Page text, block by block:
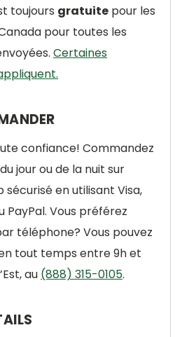
toujours gratuite pour les
pour toutes les
Certaines
confiance! Commandez
jour ou de la nuit sur
sécurisé en utilisant Visa,
PayPal. Vous préférez
téléphone? Vous pouvez
tout temps entre 9h et
au (888) 315-0105.